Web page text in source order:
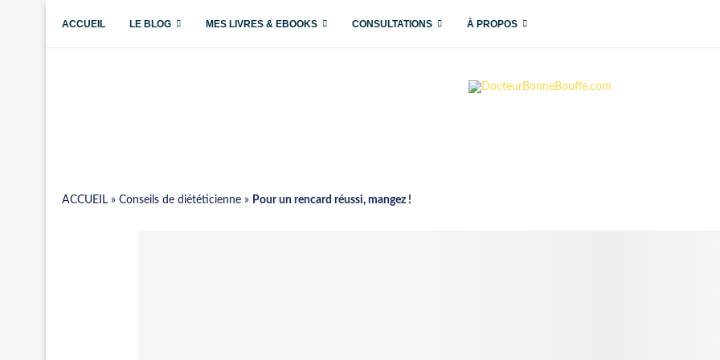
ACCUEIL LE BLOG MES LIVRES & EBOOKS CONSULTATIONS À PROPOS
ACCUEIL » Conseils de diététicienne » Pour un rencard réussi, mangez !